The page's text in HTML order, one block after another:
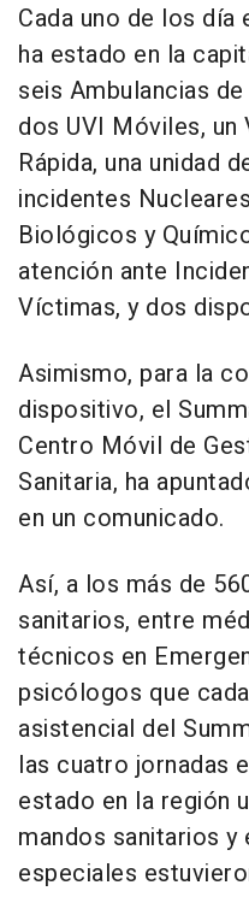
Cada uno de los
ha estado en la
seis Ambulancias
dos UVI Móviles,
Rápida, una unidad
incidentes
Biológicos y
atención ante
Víctimas, y dos
Asimismo, para la
dispositivo, el
Centro Móvil de
Sanitaria, ha
en un comunicado.
Así, a los más de
sanitarios, entre
técnicos en
psicólogos que
asistencial del
las cuatro jornadas
estado en la región
mandos sanitarios
especiales